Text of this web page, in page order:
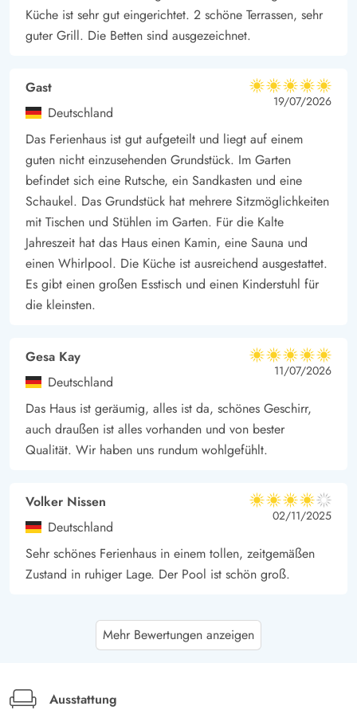
neben vielen anderen Angeboten auch die Möglichkeit zu
Wandern, Radfahren und Mountainbiken. Und wie wäre es, die
Plantage, als auch zum Strand an - für jedes Alter und jedes
reiterliche Niveau. Darüber hinaus ist es möglich, den
Golfschläger auf dem örtlichen Golfplatz zu schwingen, wo
Golfunterricht erworben werden kann.
Dank der CEE-Kombistecker (relevantes Kabel ist mitzubringen)
für E-Autos ist auch für nachhaltige Mobilität gesorgt.
Einkaufsmöglichkeiten sind nur 2000 Meter entfernt und
versorgen euch mit allem, was Ihr für einen gelungenen Urlaub
benötigt: Henne Strand ist ein kleiner Touristenort, direkt an der
schönen Nordsee und seinem schönen Sandstrand, mit
Küche ist sehr gut eingerichtet. 2 schöne Terrassen, sehr
guter Grill. Die Betten sind ausgezeichnet.
Gast
Deutschland
5 von 5
5 von 5
5 out of 5
19/07/2026
Das Ferienhaus ist gut aufgeteilt und liegt auf einem
guten nicht einzusehenden Grundstück. Im Garten
befindet sich eine Rutsche, ein Sandkasten und eine
Schaukel. Das Grundstück hat mehrere Sitzmöglichkeiten
mit Tischen und Stühlen im Garten. Für die Kalte
Jahreszeit hat das Haus einen Kamin, eine Sauna und
einen Whirlpool. Die Küche ist ausreichend ausgestattet.
Es gibt einen großen Esstisch und einen Kinderstuhl für
die kleinsten.
Gesa Kay
Deutschland
5 von 5
5 von 5
5 out of 5
11/07/2026
Das Haus ist geräumig, alles ist da, schönes Geschirr,
auch draußen ist alles vorhanden und von bester
Qualität. Wir haben uns rundum wohlgefühlt.
Volker Nissen
Deutschland
4 von 5
4 von 5
4 out of 5
02/11/2025
Sehr schönes Ferienhaus in einem tollen, zeitgemäßen
Zustand in ruhiger Lage. Der Pool ist schön groß.
Deutschland
4.5 von 5
4.5 out of 5
Stühle, Sonnenschirm, Grill, Spielmöglichkeiten für
Mehr Bewertungen anzeigen
Ausstattung